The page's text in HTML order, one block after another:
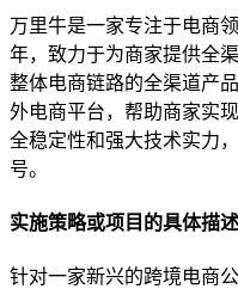
万里牛是一家专注于电商
年，致力于为商家提供全
整体电商链路的全渠道产
外电商平台，帮助商家实
全稳定性和强大技术实力
号。
实施策略或项目的具体描述
针对一家新兴的跨境电商